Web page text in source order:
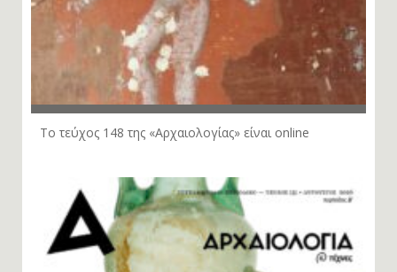
Το τεύχος 148 της «Αρχαιολογίας» είναι online